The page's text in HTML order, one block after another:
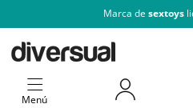
Marca de sextoys
Menú